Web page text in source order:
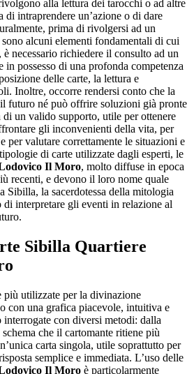
alla lettura dei tarocchi o ad altre
intraprendere un’azione o di dare
prima di rivolgersi ad un
alcuni elementi fondamentali di cui
necessario richiedere il consulto ad un
in possesso di una profonda competenza
delle carte, la lettura e
Inoltre, occorre rendersi conto che la
futuro né può offrire soluzioni già pronte
un valido supporto, utile per ottenere
gli inconvenienti della vita, per
per valutare correttamente le situazioni e
di carte utilizzate dagli esperti, le
Il Moro, molto diffuse in epoca
recenti, e devono il loro nome quale
Sibilla, la sacerdotessa della mitologia
di interpretare gli eventi in relazione al
Sibilla Quartiere
più utilizzate per la divinazione
con una grafica piacevole, intuitiva e
con diversi metodi: dalla
schema che il cartomante ritiene più
carta singola, utile soprattutto per
semplice e immediata. L’uso delle
Il Moro è particolarmente